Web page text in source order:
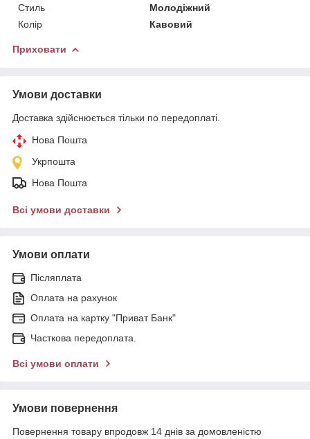
Стиль
Молодіжний
Колір
Кавовий
Приховати
Умови доставки
Доставка здійснюється тільки по передоплаті.
Нова Пошта
Укрпошта
Нова Пошта
Всі умови доставки
Умови оплати
Післяплата
Оплата на рахунок
Оплата на картку "Приват Банк"
Часткова передоплата.
Всі умови оплати
Умови повернення
Повернення товару впродовж 14 днів за домовленістю